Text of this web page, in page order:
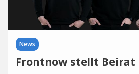
News
Frontnow stellt Beirat